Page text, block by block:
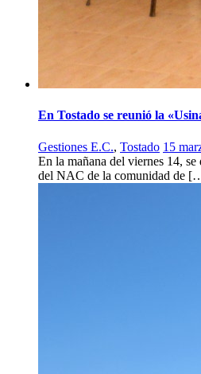
En Tostado se reunió la
Gestiones E.C., Tostado 15
En la mañana del viernes 14,
del NAC de la comunidad de